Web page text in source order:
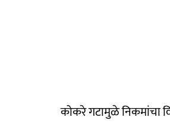
कोकरे गटामुळे निकमांचा